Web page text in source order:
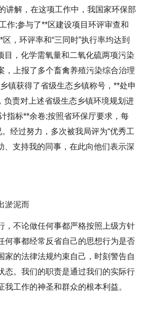
解，在这项工作中，我国家环保部
作;参与了**区建设项目环评审查和
，环评率和“三同时”执行率均达到
目，化学需氧量和二氧化硫两项污染
，上报了多个畜禽养殖污染综合治理
镇获得了省级生态乡镇称号，**处申
责对上述省级生态乡镇环境规划进
指标**余卷;按照省环保厅要求，每
经过努力，多次被我局评为“优秀工
、支持我的同事，在此向他们表示深
淤泥而
不论做任何事都严格按照上级方针
何事都经常反省自己的思想行为是否
的法律法规约束自己，时刻警告自
态。我们的职责是通过我们的实际行
工作的神圣和群众的根本利益。